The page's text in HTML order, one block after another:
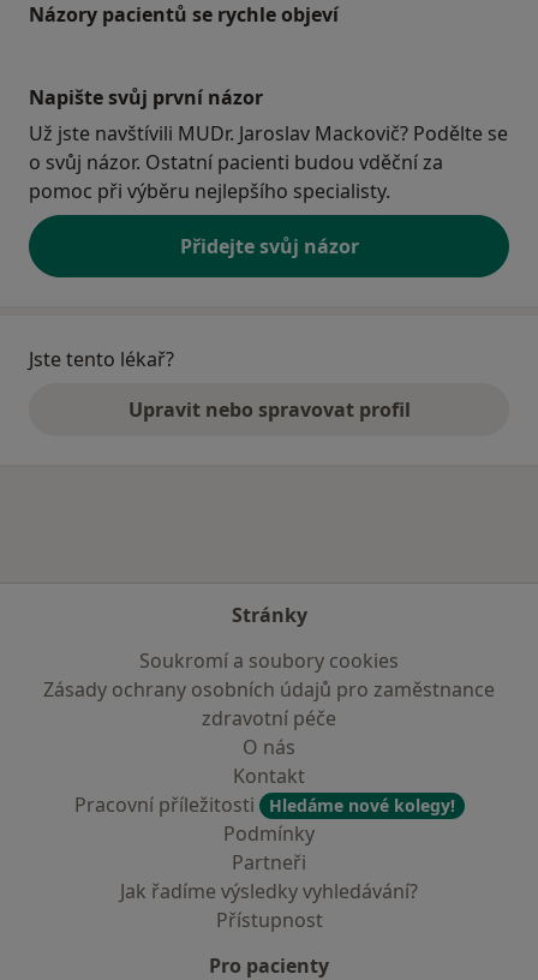
Názory pacientů se rychle objeví
Napište svůj první názor
Už jste navštívili MUDr. Jaroslav Mackovič? Podělte se
o svůj názor. Ostatní pacienti budou vděční za
pomoc při výběru nejlepšího specialisty.
Přidejte svůj názor
Jste tento lékař?
Upravit nebo spravovat profil
Stránky
Soukromí a soubory cookies
Zásady ochrany osobních údajů pro zaměstnance
zdravotní péče
O nás
Kontakt
Pracovní příležitosti
Hledáme nové kolegy!
Podmínky
Partneři
Jak řadíme výsledky vyhledávání?
Přístupnost
Pro pacienty